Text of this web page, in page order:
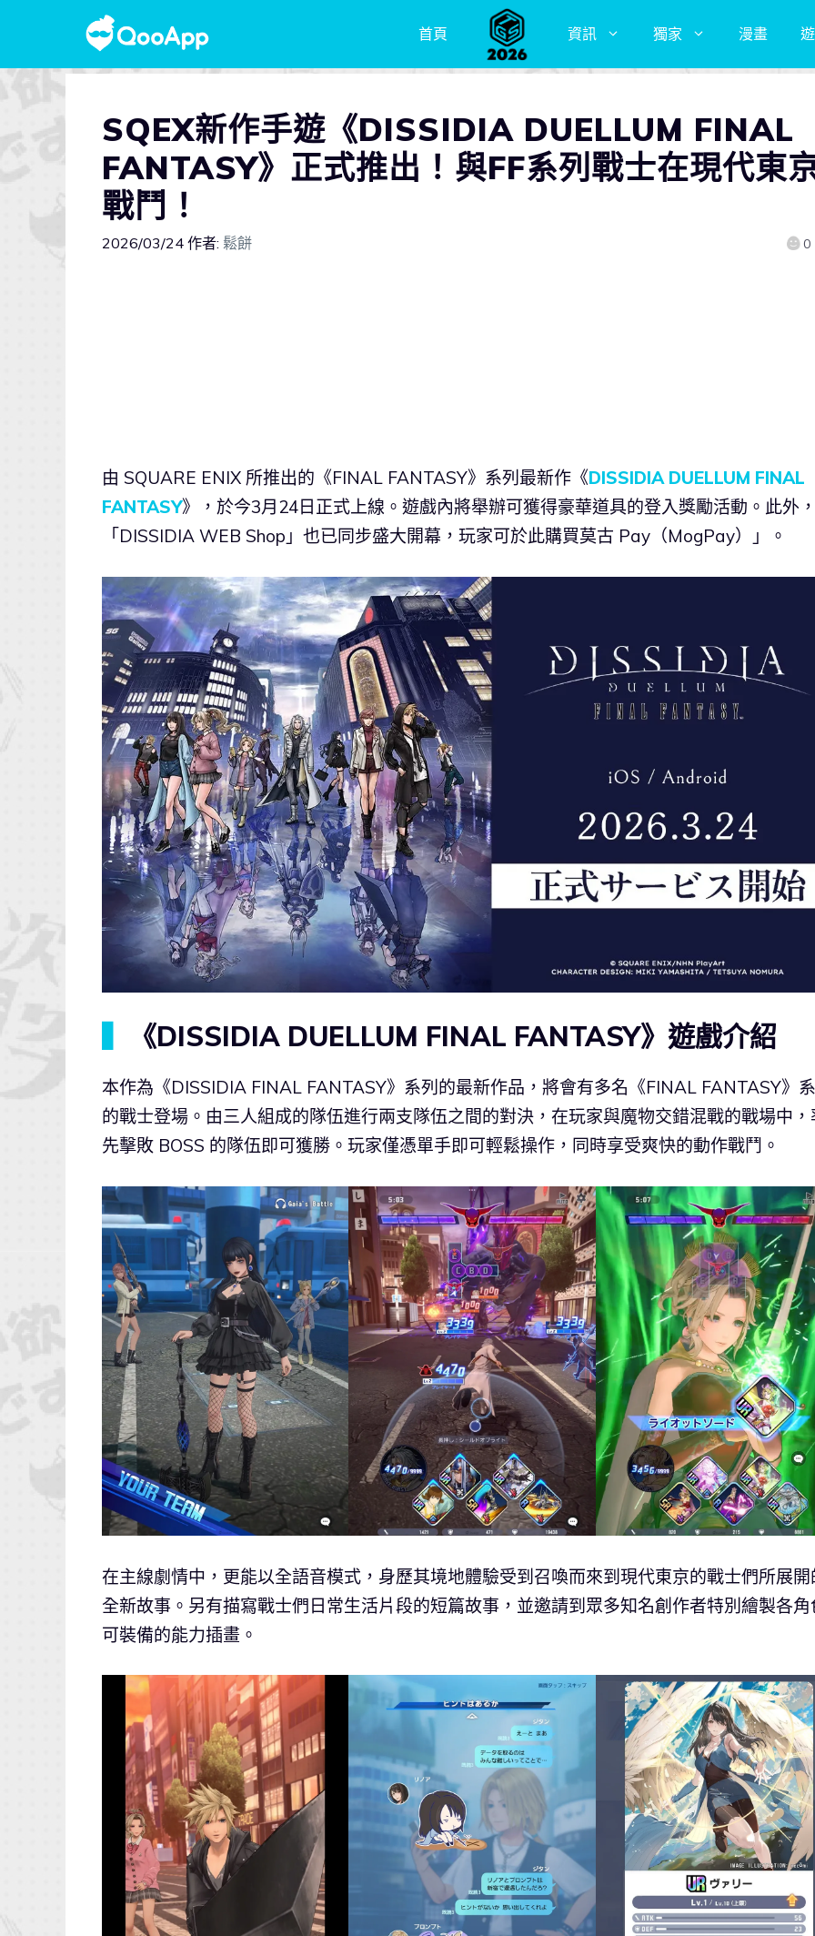
首頁 資訊 獨家 漫畫
SQEX新作手遊《DISSIDIA DUELLUM FINAL
FANTASY》正式推出！與FF系列戰士在現代東
戰鬥！
2026/03/24 作者: 鬆餅 0
由 SQUARE ENIX 所推出的《FINAL FANTASY》系列最新作《DISSIDIA DUELLUM FINAL
FANTASY》，於今3月24日正式上線。遊戲內將舉辦可獲得豪華道具的登入獎勵活動。此外
「DISSIDIA WEB Shop」也已同步盛大開幕，玩家可於此購買莫古 Pay（MogPay）」。
《DISSIDIA DUELLUM FINAL FANTASY》遊戲介紹
本作為《DISSIDIA FINAL FANTASY》系列的最新作品，將會有多名《FINAL FANTASY》
的戰士登場。由三人組成的隊伍進行兩支隊伍之間的對決，在玩家與魔物交錯混戰的戰場中，
先擊敗 BOSS 的隊伍即可獲勝。玩家僅憑單手即可輕鬆操作，同時享受爽快的動作戰鬥。
在主線劇情中，更能以全語音模式，身歷其境地體驗受到召喚而來到現代東京的戰士們所展開
全新故事。另有描寫戰士們日常生活片段的短篇故事，並邀請到眾多知名創作者特別繪製各角
可裝備的能力插畫。